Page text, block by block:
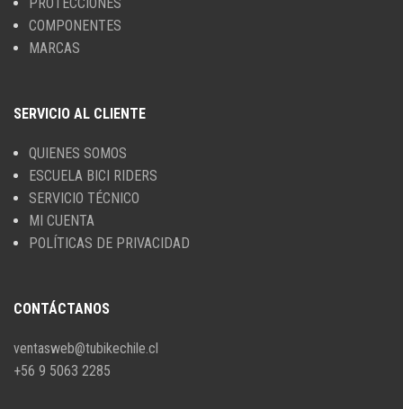
COMPONENTES
MARCAS
SERVICIO AL CLIENTE
QUIENES SOMOS
ESCUELA BICI RIDERS
SERVICIO TÉCNICO
MI CUENTA
POLÍTICAS DE PRIVACIDAD
CONTÁCTANOS
ventasweb@tubikechile.cl
+56 9 5063 2285